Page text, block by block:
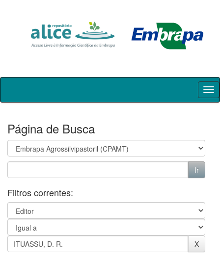
Skip
Página de Busca
Filtros correntes: